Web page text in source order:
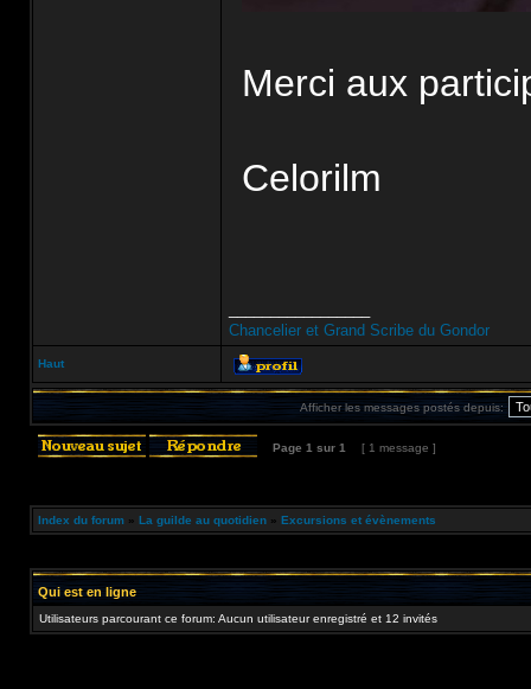
Merci aux
Celorilm
Chancelier et Grand Scribe du Gondor
Haut
Afficher les messages postés depuis:
Page 1 sur 1 [ 1 message ]
Index du forum » La guilde au quotidien » Excursions et évènements
Qui est en ligne
Utilisateurs parcourant ce forum: Aucun utilisateur enregistré et 12 invités